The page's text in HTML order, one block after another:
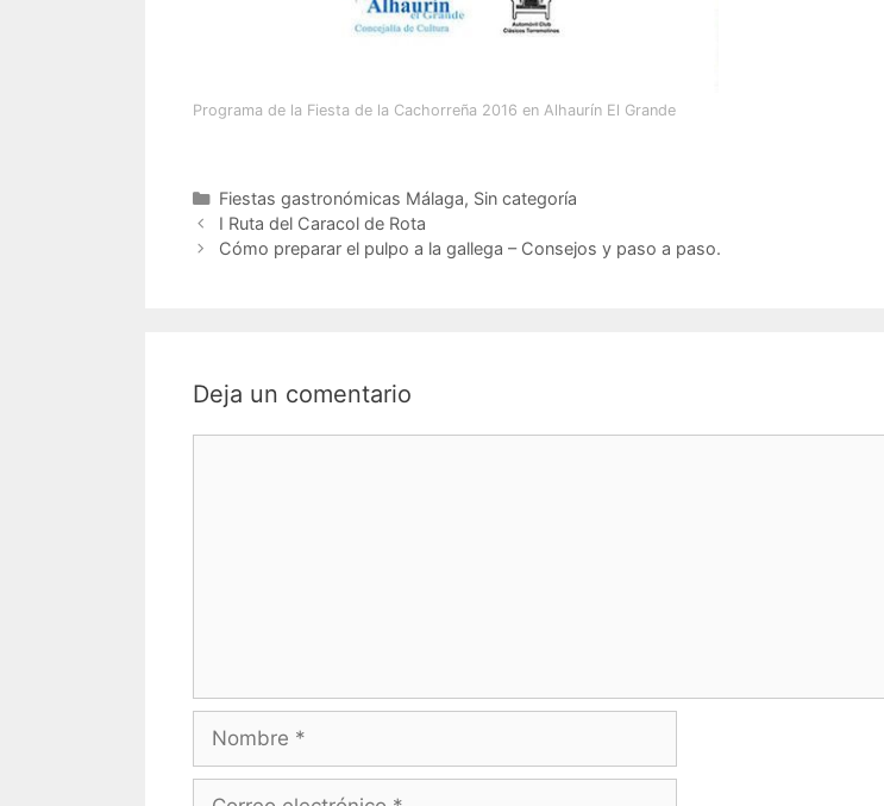
Programa de la Fiesta de la Cachorreña 2016 en Alhaurín El Grande
Categorías
Fiestas gastronómicas Málaga, Sin categoría
I Ruta del Caracol de Rota
Cómo preparar el pulpo a la gallega – Consejos y paso a paso.
Deja un comentario
Nombre
Correo